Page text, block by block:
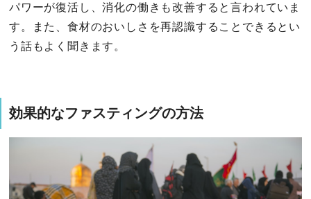
パワーが復活し、消化の働きも改善すると言われていま
す。また、食材のおいしさを再認識することできるとい
う話もよく聞きます。
効果的なファスティングの方法